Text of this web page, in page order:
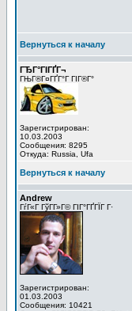
Вернуться к началу
ГЂГ°ГІГҐГ¬
ГЊГ®Г¤ГҐГ°Г ГІГ®Г°
Зарегистрирован:
10.03.2003
Сообщения: 8295
Откуда: Russia, Ufa
Вернуться к началу
Andrew
ГѓГ«Г ГўГ­Г»Г© ГІГ°ГҐГЇГ Г·
Зарегистрирован:
01.03.2003
Сообщения: 10421